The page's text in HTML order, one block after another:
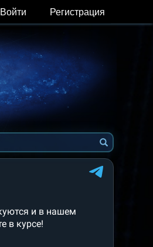
Войти Регистрация